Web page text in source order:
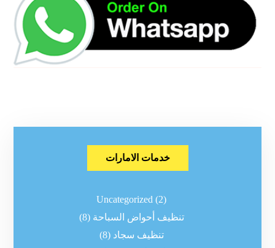
خدمات الامارات
Uncategorized (2)
تنظيف أحواض السباحة (8)
تنظيف سجاد (8)